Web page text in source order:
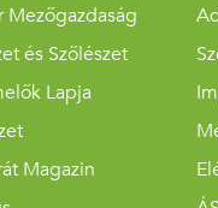
Mezőgazdaság
és Szőlészet
Lapja
Magazin